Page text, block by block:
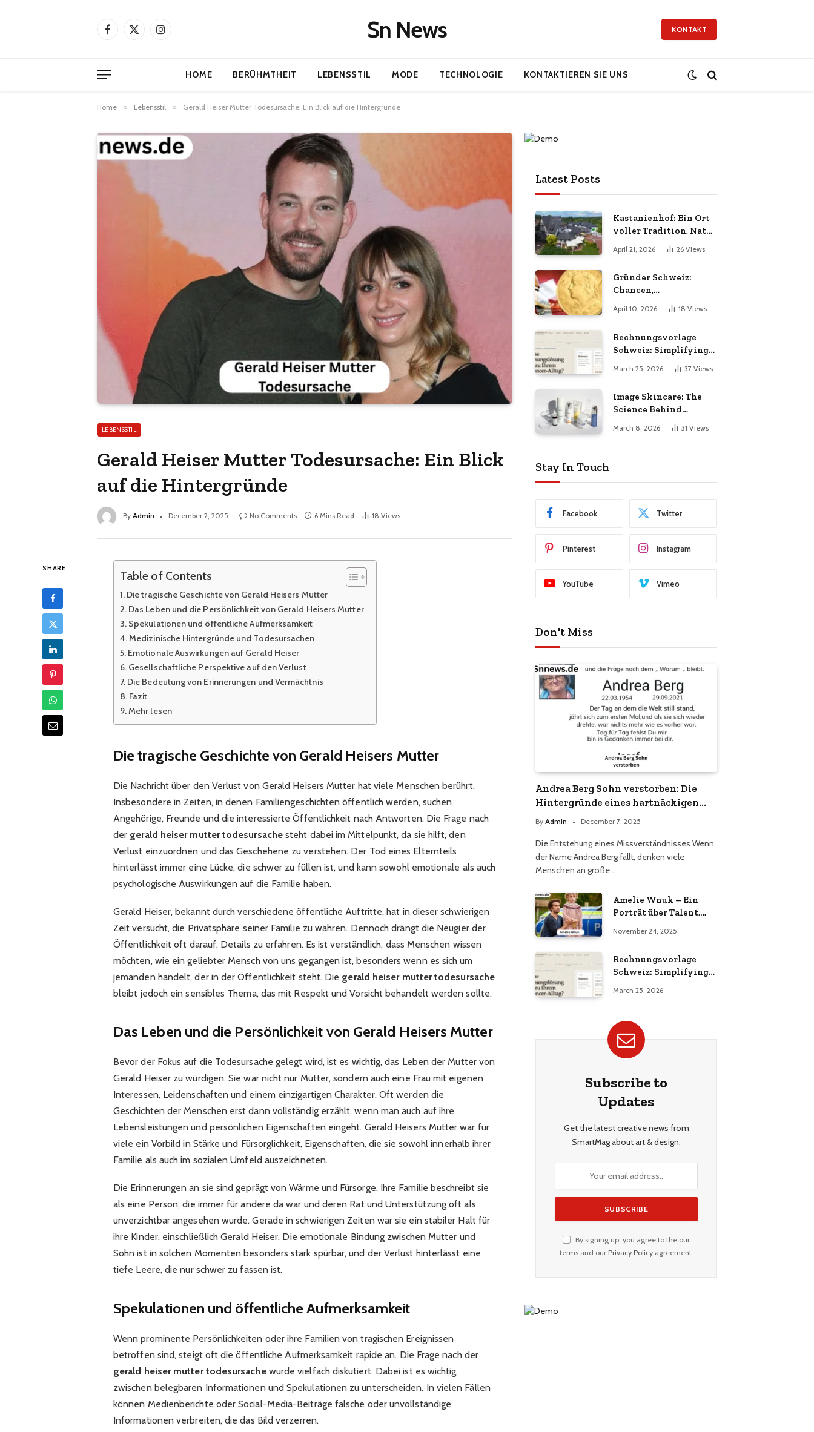
Facebook
X
Instagram Sn News KONTAKT
HOME BERÜHMTHEIT LEBENSSTIL MODE TECHNOLOGIE KONTAKTIEREN SIE UNS
Home » Lebensstil » Gerald Heiser Mutter Todesursache: Ein Blick auf die Hintergründe
LEBENSSTIL
Gerald Heiser Mutter Todesursache: Ein Blick
auf die Hintergründe
By Admin December 2, 2025 No Comments 6 Mins Read 18 Views
SHARE
Table of Contents
Die tragische Geschichte von Gerald Heisers Mutter
Das Leben und die Persönlichkeit von Gerald Heisers Mutter
Spekulationen und öffentliche Aufmerksamkeit
Medizinische Hintergründe und Todesursachen
Emotionale Auswirkungen auf Gerald Heiser
Gesellschaftliche Perspektive auf den Verlust
Die Bedeutung von Erinnerungen und Vermächtnis
Fazit
Mehr lesen
Die tragische Geschichte von Gerald Heisers Mutter
Die Nachricht über den Verlust von Gerald Heisers Mutter hat viele Menschen berührt.
Insbesondere in Zeiten, in denen Familiengeschichten öffentlich werden, suchen
Angehörige, Freunde und die interessierte Öffentlichkeit nach Antworten. Die Frage nach
der gerald heiser mutter todesursachesteht dabei im Mittelpunkt, da sie hilft, den
Verlust einzuordnen und das Geschehene zu verstehen. Der Tod eines Elternteils
hinterlässt immer eine Lücke, die schwer zu füllen ist, und kann sowohl emotionale als auch
psychologische Auswirkungen auf die Familie haben.
Gerald Heiser, bekannt durch verschiedene öffentliche Auftritte, hat in dieser schwierigen
Zeit versucht, die Privatsphäre seiner Familie zu wahren. Dennoch drängt die Neugier der
Öffentlichkeit oft darauf, Details zu erfahren. Es ist verständlich, dass Menschen wissen
möchten, wie ein geliebter Mensch von uns gegangen ist, besonders wenn es sich um
jemanden handelt, der in der Öffentlichkeit steht. Die gerald heiser mutter todesursache
bleibt jedoch ein sensibles Thema, das mit Respekt und Vorsicht behandelt werden sollte.
Das Leben und die Persönlichkeit von Gerald Heisers Mutter
Bevor der Fokus auf die Todesursache gelegt wird, ist es wichtig, das Leben der Mutter von
Gerald Heiser zu würdigen. Sie war nicht nur Mutter, sondern auch eine Frau mit eigenen
Interessen, Leidenschaften und einem einzigartigen Charakter. Oft werden die
Geschichten der Menschen erst dann vollständig erzählt, wenn man auch auf ihre
Lebensleistungen und persönlichen Eigenschaften eingeht. Gerald Heisers Mutter war für
viele ein Vorbild in Stärke und Fürsorglichkeit, Eigenschaften, die sie sowohl innerhalb ihrer
Familie als auch im sozialen Umfeld auszeichneten.
Die Erinnerungen an sie sind geprägt von Wärme und Fürsorge. Ihre Familie beschreibt sie
als eine Person, die immer für andere da war und deren Rat und Unterstützung oft als
unverzichtbar angesehen wurde. Gerade in schwierigen Zeiten war sie ein stabiler Halt für
ihre Kinder, einschließlich Gerald Heiser. Die emotionale Bindung zwischen Mutter und
Sohn ist in solchen Momenten besonders stark spürbar, und der Verlust hinterlässt eine
tiefe Leere, die nur schwer zu fassen ist.
Spekulationen und öffentliche Aufmerksamkeit
Wenn prominente Persönlichkeiten oder ihre Familien von tragischen Ereignissen
betroffen sind, steigt oft die öffentliche Aufmerksamkeit rapide an. Die Frage nach der
gerald heiser mutter todesursachewurde vielfach diskutiert. Dabei ist es wichtig,
zwischen belegbaren Informationen und Spekulationen zu unterscheiden. In vielen Fällen
können Medienberichte oder Social-Media-Beiträge falsche oder unvollständige
Informationen verbreiten, die das Bild verzerren.
Latest Posts
Kastanienhof: Ein Ort
voller Tradition, Natur
und Lebensqualität
April 21, 2026 26 Views
Gründer Schweiz:
Chancen,
Herausforderungen
und Erfolgsfaktoren im
April 10, 2026 18 Views
Rechnungsvorlage
Schweiz: Simplifying
Invoicing for Swiss
Businesses
March 25, 2026 37 Views
Image Skincare: The
Science Behind
Healthier, Radiant
March 8, 2026 31 Views
Stay In Touch
Facebook Twitter
Pinterest Instagram
YouTube Vimeo
Don't Miss
Andrea Berg Sohn verstorben: Die
Hintergründe eines hartnäckigen
Gerüchts
By Admin December 7, 2025
Die Entstehung eines Missverständnisses Wenn
der Name Andrea Berg fällt, denken viele
Menschen an große…
Amelie Wnuk – Ein
Porträt über Talent,
Aufstieg einer jungen
November 24, 2025
Rechnungsvorlage
Schweiz: Simplifying
Businesses
March 25, 2026
Subscribe to
Updates
Get the latest creative news from
SmartMag about art & design.
By signing up, you agree to the our
terms and our Privacy Policyagreement.